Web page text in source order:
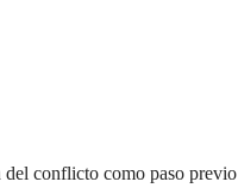
conflicto como paso previo